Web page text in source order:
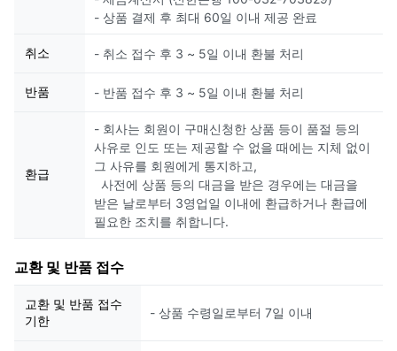
- 상품 결제 후 최대 60일 이내 제공 완료
취소 - 취소 접수 후 3 ~ 5일 이내 환불 처리
반품 - 반품 접수 후 3 ~ 5일 이내 환불 처리
환급
- 회사는 회원이 구매신청한 상품 등이 품절 등의
사유로 인도 또는 제공할 수 없을 때에는 지체 없이
그 사유를 회원에게 통지하고,
사전에 상품 등의 대금을 받은 경우에는 대금을
받은 날로부터 3영업일 이내에 환급하거나 환급에
필요한 조치를 취합니다.
교환 및 반품 접수
교환 및 반품 접수
기한
- 상품 수령일로부터 7일 이내